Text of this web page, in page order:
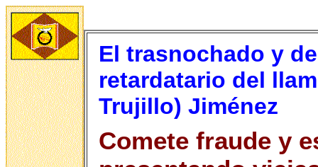
El trasnochado y
retardatario del
Trujillo) Jiménez
Comete fraude y